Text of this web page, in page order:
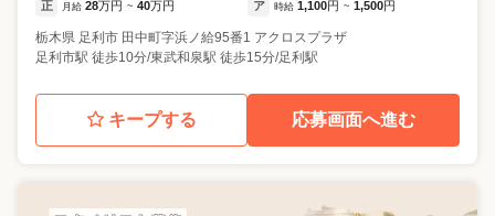
正 月給 28万円 ~ 40万円 ア 時給 1,100円 ~ 1,500円
栃木県 足利市 田中町字浜ノ給95番1 アクロスプラザ
足利市駅 徒歩10分/東武和泉駅 徒歩15分/足利駅
キープする 応募画面へ進む